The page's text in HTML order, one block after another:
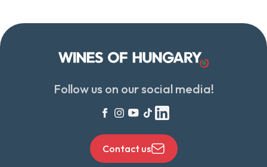
Follow us on our social media!
Contact us